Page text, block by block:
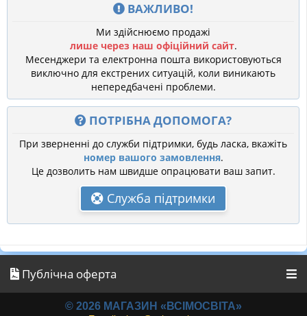
ВАЖЛИВО!
Ми здійснюємо продажі
лише через наш офіційний сайт.
Месенджери та електронна пошта використовуються
виключно для екстрених ситуацій, коли виникають
непередбачені проблеми.
ПОТРІБНА ДОПОМОГА?
При зверненні до служби підтримки, будь ласка, вкажіть
номер вашого замовлення.
Це дозволить нам швидше опрацювати ваш запит.
Служба підтримки
Публічна оферта
© 2026 МАГАЗИН «ВСІМОСВІТА»